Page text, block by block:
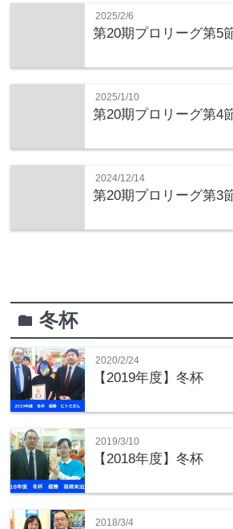
2025/2/6
第20期プロリーグ第5
2025/1/10
第20期プロリーグ第4
2024/12/14
第20期プロリーグ第3
folder冬杯
2020/2/24
【2019年度】冬杯
2019/3/10
【2018年度】冬杯
2018/3/4